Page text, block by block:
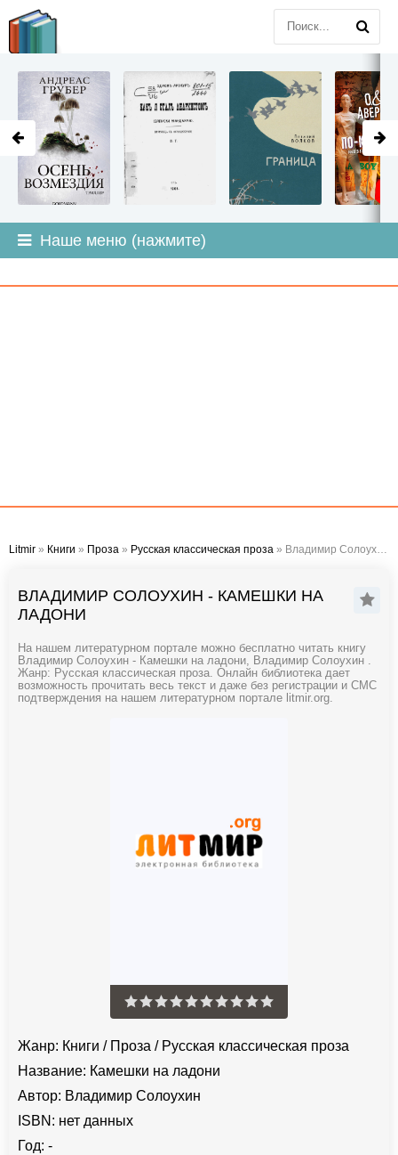
Наше меню (нажмите)
Litmir » Книги » Проза » Русская классическая проза » Владимир Солоухин - Камешки на ладони
ВЛАДИМИР СОЛОУХИН - КАМЕШКИ НА
ЛАДОНИ
На нашем литературном портале можно бесплатно читать книгу
Владимир Солоухин - Камешки на ладони, Владимир Солоухин .
Жанр: Русская классическая проза. Онлайн библиотека дает
возможность прочитать весь текст и даже без регистрации и СМС
подтверждения на нашем литературном портале litmir.org.
Жанр: Книги / Проза / Русская классическая проза
Название: Камешки на ладони
Автор: Владимир Солоухин
ISBN: нет данных
Год: -
LITMIR.ORG